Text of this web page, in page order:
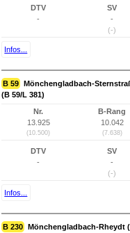
DTV
-
SV
-
(-)
Infos...
B 59 Mönchengladbach-
(B 59/L 381)
Nr.
13.925
(10.500)
B-Rang
10.042
(7.638)
DTV
-
SV
-
(-)
Infos...
B 230 Mönchengladbach-Rheydt